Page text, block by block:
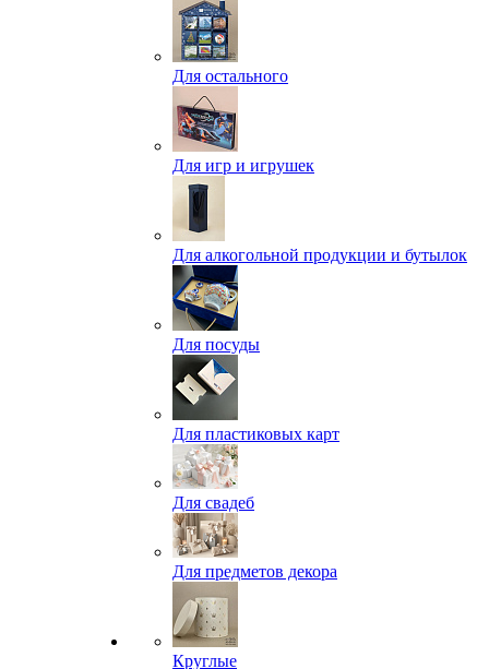
Для остального
Для игр и игрушек
Для алкогольной продукции и бутылок
Для посуды
Для пластиковых карт
Для свадеб
Для предметов декора
Круглые